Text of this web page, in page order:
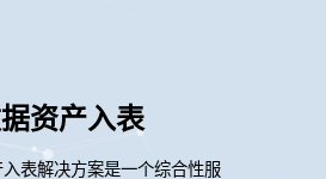
资产入表
表解决方案是一个综合性服